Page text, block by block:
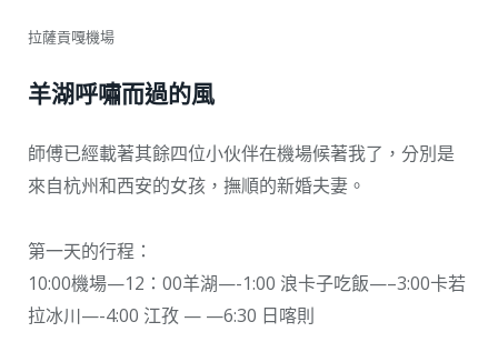
拉薩貢嘎機場
羊湖呼嘯而過的風
師傅已經載著其餘四位小伙伴在機場候著我了，分別是
來自杭州和西安的女孩，撫順的新婚夫妻。
第一天的行程：
10:00機場—12：00羊湖—-1:00 浪卡子吃飯—–3:00卡若
拉冰川—-4:00 江孜 — —6:30 日喀則